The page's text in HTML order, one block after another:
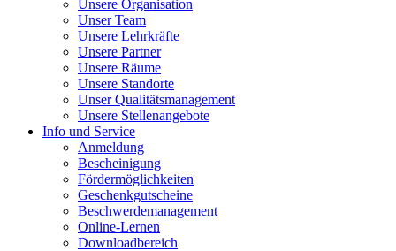
Unsere Organisation
Unser Team
Unsere Lehrkräfte
Unsere Partner
Unsere Räume
Unsere Standorte
Unser Qualitätsmanagement
Unsere Stellenangebote
Info und Service
Anmeldung
Bescheinigung
Fördermöglichkeiten
Geschenkgutscheine
Beschwerdemanagement
Online-Lernen
Downloadbereich